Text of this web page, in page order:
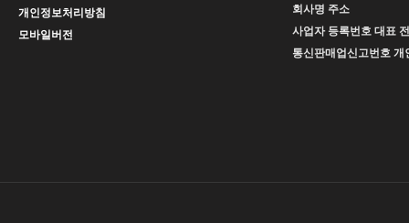
개인정보처리방침
모바일버전
회사명 주소
사업자 등록번호 대표
통신판매업신고번호 개